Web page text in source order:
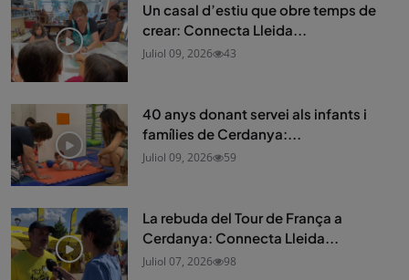
Un casal d’estiu que obre temps de
crear: Connecta Lleida...
Juliol 09, 2026 43
40 anys donant servei als infants i
famílies de Cerdanya:...
Juliol 09, 2026 59
La rebuda del Tour de França a
Cerdanya: Connecta Lleida...
Juliol 07, 2026 98